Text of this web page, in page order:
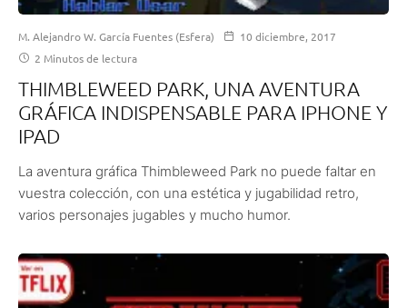
M. Alejandro W. García Fuentes (Esfera)
10 diciembre, 2017
2 Minutos de lectura
THIMBLEWEED PARK, UNA AVENTURA
GRÁFICA INDISPENSABLE PARA IPHONE Y
IPAD
La aventura gráfica Thimbleweed Park no puede faltar en
vuestra colección, con una estética y jugabilidad retro,
varios personajes jugables y mucho humor.